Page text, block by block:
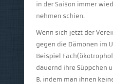
in der Saison immer
nehmen schien.
Wenn sich jetzt der
gegen die Dämonen im
Beispiel
dauernd ihre Süppchen
B. indem man ihnen